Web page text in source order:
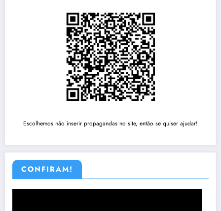
Escolhemos não inserir propagandas no site, então se quiser ajudar!
CONFIRAM!